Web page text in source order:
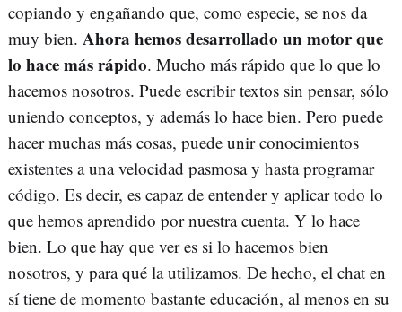
copiando y engañando que, como especie, se nos da
muy bien. Ahora hemos desarrollado un motor que
lo hace más rápido. Mucho más rápido que lo que lo
hacemos nosotros. Puede escribir textos sin pensar, sólo
uniendo conceptos, y además lo hace bien. Pero puede
hacer muchas más cosas, puede unir conocimientos
existentes a una velocidad pasmosa y hasta programar
código. Es decir, es capaz de entender y aplicar todo lo
que hemos aprendido por nuestra cuenta. Y lo hace
bien. Lo que hay que ver es si lo hacemos bien
nosotros, y para qué la utilizamos. De hecho, el chat en
sí tiene de momento bastante educación, al menos en su